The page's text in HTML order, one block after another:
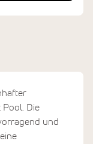
Pool. Die
und